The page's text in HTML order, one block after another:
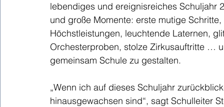
lebendiges und ereignisreiches Schuljahr
und große Momente: erste mutige
Höchstleistungen, leuchtende Laternen,
Orchesterproben, stolze Zirkusauftritte …
gemeinsam Schule zu gestalten.
„Wenn ich auf dieses Schuljahr
hinausgewachsen sind“, sagt Schulleiter